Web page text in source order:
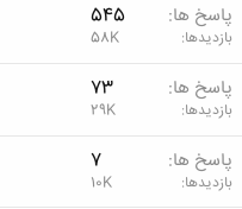
پاسخ ها 545
بازدیدها 58K
پاسخ ها 73
بازدیدها 29K
پاسخ ها 7
بازدیدها 10K